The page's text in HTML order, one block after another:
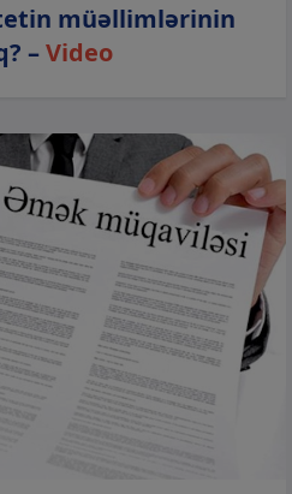
müəllimlərinin
–Video